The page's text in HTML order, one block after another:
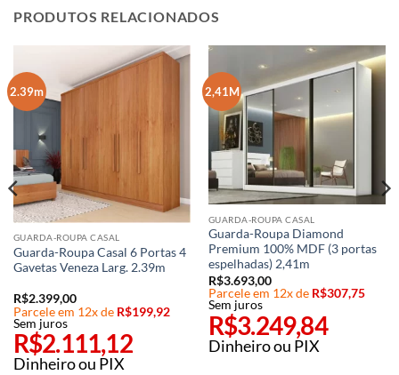
PRODUTOS RELACIONADOS
2.39m
GUARDA-ROUPA CASAL
Guarda-Roupa Casal 6 Portas 4
Gavetas Veneza Larg. 2.39m
R$2.399,00
Parcele em 12x de R$199,92
Sem juros
R$2.111,12
Dinheiro ou PIX
2,41M
GUARDA-ROUPA CASAL
Guarda-Roupa Diamond
Premium 100% MDF (3 portas
espelhadas) 2,41m
R$3.693,00
Parcele em 12x de R$307,75
Sem juros
R$3.249,84
Dinheiro ou PIX